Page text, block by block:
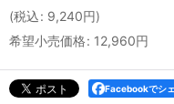
(税込: 9,240円)
希望小売価格: 12,960円
Facebookでシ